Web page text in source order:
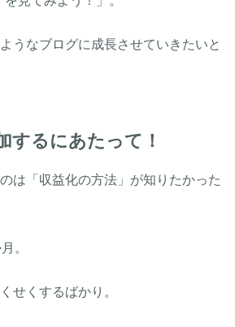
うなブログに成長させていきたいと
するにあたって！
は「収益化の方法」が知りたかった
。
せくするばかり。